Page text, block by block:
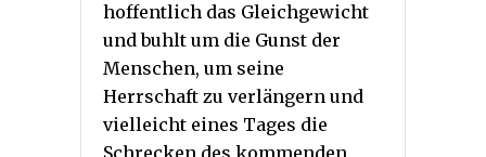
hoffentlich das Gleichgewicht
und buhlt um die Gunst der
Menschen, um seine
Herrschaft zu verlängern und
vielleicht eines Tages die